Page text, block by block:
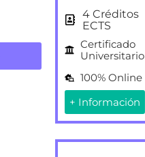
4 Créditos
ECTS
Certificado
Universitario
100% Online
+ Información